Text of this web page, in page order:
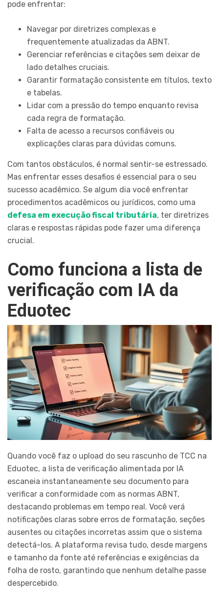
pode enfrentar:
Navegar por diretrizes complexas e
frequentemente atualizadas da ABNT.
Gerenciar referências e citações sem deixar de
lado detalhes cruciais.
Garantir formatação consistente em títulos, texto
e tabelas.
Lidar com a pressão do tempo enquanto revisa
cada regra de formatação.
Falta de acesso a recursos confiáveis ou
explicações claras para dúvidas comuns.
Com tantos obstáculos, é normal sentir-se estressado.
Mas enfrentar esses desafios é essencial para o seu
sucesso acadêmico. Se algum dia você enfrentar
procedimentos acadêmicos ou jurídicos, como uma
defesa em execução fiscal tributária, ter diretrizes
claras e respostas rápidas pode fazer uma diferença
crucial.
Como funciona a lista de
verificação com IA da
Eduotec
Quando você faz o upload do seu rascunho de TCC na
Eduotec, a lista de verificação alimentada por IA
escaneia instantaneamente seu documento para
verificar a conformidade com as normas ABNT,
destacando problemas em tempo real. Você verá
notificações claras sobre erros de formatação, seções
ausentes ou citações incorretas assim que o sistema
detectá-los. A plataforma revisa tudo, desde margens
e tamanho da fonte até referências e exigências da
folha de rosto, garantindo que nenhum detalhe passe
despercebido.